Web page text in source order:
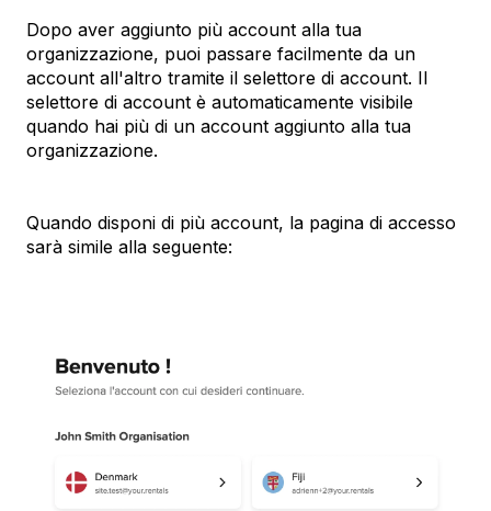
Dopo aver aggiunto più account alla tua
organizzazione, puoi passare facilmente da un
account all'altro tramite il selettore di account. Il
selettore di account è automaticamente visibile
quando hai più di un account aggiunto alla tua
organizzazione.
Quando disponi di più account, la pagina di accesso
sarà simile alla seguente: